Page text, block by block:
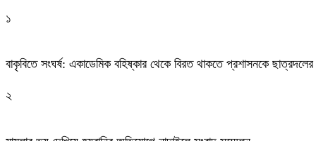
১
বাকৃবিতে সংঘর্ষ: একাডেমিক বহিষ্কার থেকে বিরত থাকতে প্রশাসনকে
২